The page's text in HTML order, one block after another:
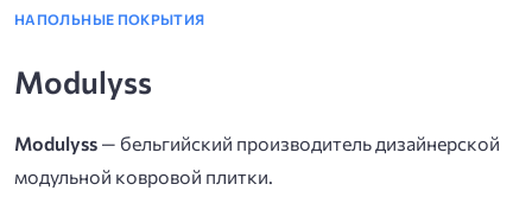
НАПОЛЬНЫЕ ПОКРЫТИЯ
Modulyss
Modulyss — бельгийский производитель дизайнерской
модульной ковровой плитки.